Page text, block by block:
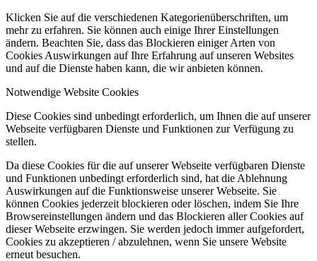
Klicken Sie auf die verschiedenen Kategorienüberschriften, um
mehr zu erfahren. Sie können auch einige Ihrer Einstellungen
ändern. Beachten Sie, dass das Blockieren einiger Arten von
Cookies Auswirkungen auf Ihre Erfahrung auf unseren Websites
und auf die Dienste haben kann, die wir anbieten können.
Notwendige Website Cookies
Diese Cookies sind unbedingt erforderlich, um Ihnen die auf unserer
Webseite verfügbaren Dienste und Funktionen zur Verfügung zu
stellen.
Da diese Cookies für die auf unserer Webseite verfügbaren Dienste
und Funktionen unbedingt erforderlich sind, hat die Ablehnung
Auswirkungen auf die Funktionsweise unserer Webseite. Sie
können Cookies jederzeit blockieren oder löschen, indem Sie Ihre
Browsereinstellungen ändern und das Blockieren aller Cookies auf
dieser Webseite erzwingen. Sie werden jedoch immer aufgefordert,
Cookies zu akzeptieren / abzulehnen, wenn Sie unsere Website
erneut besuchen.